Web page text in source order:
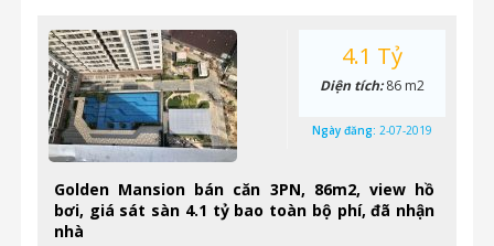
Golden Mansion bán căn 3PN, 86m2, view hồ
bơi, giá sát sàn 4.1 tỷ bao toàn bộ phí, đã nhận
nhà
4.1 Tỷ
Diện tích:86 m2
Ngày đăng: 2-07-2019